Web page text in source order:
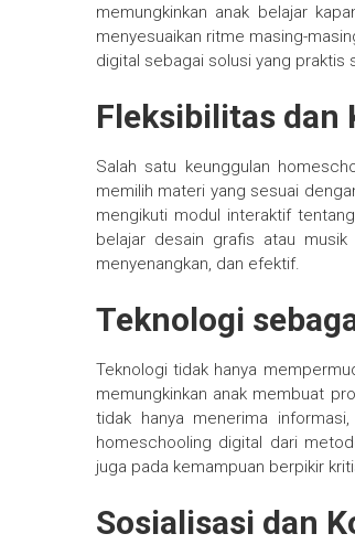
memungkinkan anak belajar
menyesuaikan ritme masing-
digital sebagai solusi yang praktis
Fleksibilitas dan
Salah satu keunggulan
memilih materi yang sesuai
mengikuti modul interaktif
belajar desain grafis atau musik
menyenangkan, dan efektif.
Teknologi
Teknologi tidak hanya
memungkinkan anak membuat
tidak hanya menerima
homeschooling digital dari
juga pada kemampuan berpikir
Sosialisasi dan